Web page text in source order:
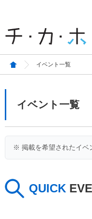
イベント一覧
イベント一覧
※ 掲載を希望されたイベ
QUICK